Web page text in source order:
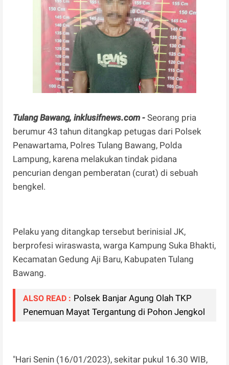
Tulang Bawang, inklusifnews.com -Seorang pria
berumur 43 tahun ditangkap petugas dari Polsek
Penawartama, Polres Tulang Bawang, Polda
Lampung, karena melakukan tindak pidana
pencurian dengan pemberatan (curat) di sebuah
bengkel.
Pelaku yang ditangkap tersebut berinisial JK,
berprofesi wiraswasta, warga Kampung Suka Bhakti,
Kecamatan Gedung Aji Baru, Kabupaten Tulang
Bawang.
ALSO READ : Polsek Banjar Agung Olah TKP
Penemuan Mayat Tergantung di Pohon Jengkol
"Hari Senin (16/01/2023), sekitar pukul 16.30 WIB,